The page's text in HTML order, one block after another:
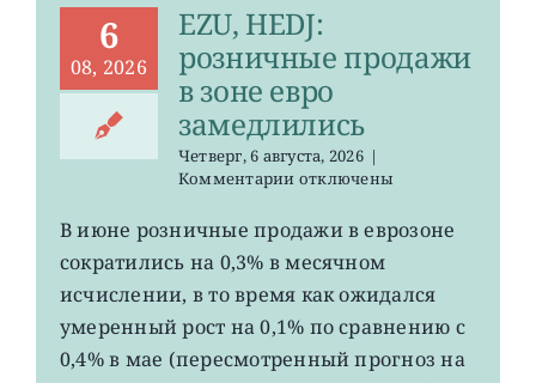
6
08, 2026
EZU, HEDJ:
розничные продажи
в зоне евро
замедлились
Четверг, 6 августа, 2026 |
Комментариик
EZU,
HEDJ:
розничные
продажи
зоне
евро
отключены
В июне розничные продажи в еврозоне
сократились на 0,3% в месячном
исчислении, в то время как ожидался
умеренный рост на 0,1% по сравнению с
0,4% в мае (пересмотренный прогноз на